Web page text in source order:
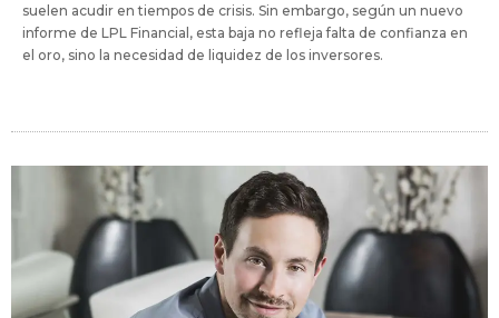
suelen acudir en tiempos de crisis. Sin embargo, según un nuevo
informe de LPL Financial, esta baja no refleja falta de confianza en
el oro, sino la necesidad de liquidez de los inversores.